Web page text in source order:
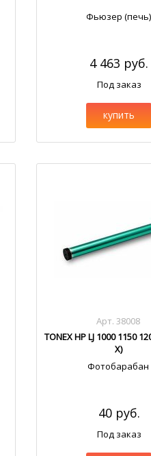
Фьюзер (печь)
4 463 руб.
Под заказ
купить
Арт. 38008
TONEX HP LJ 1000 1150
X)
Фотобарабан
40 руб.
Под заказ